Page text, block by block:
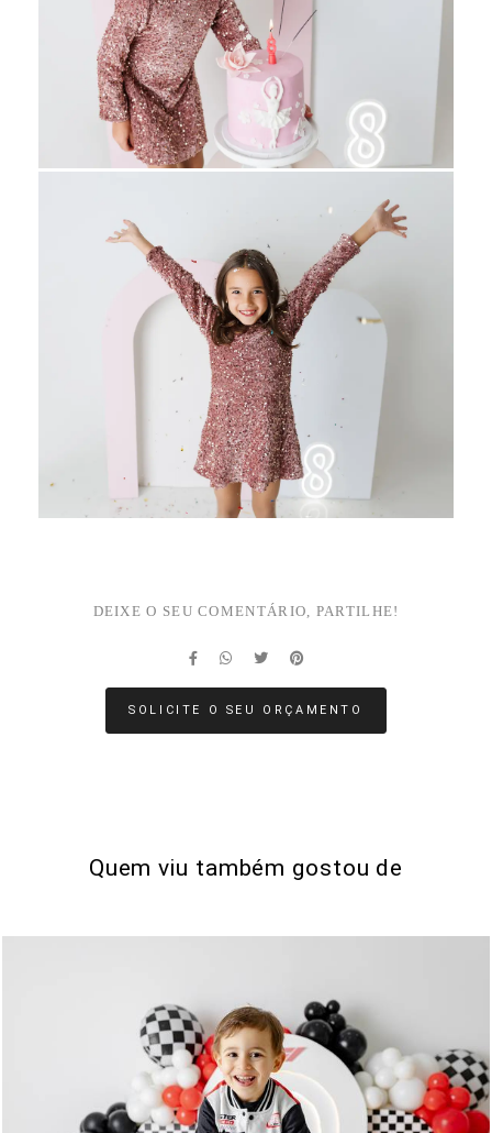
DEIXE O SEU COMENTÁRIO, PARTILHE!
SOLICITE O SEU ORÇAMENTO
Quem viu também gostou de